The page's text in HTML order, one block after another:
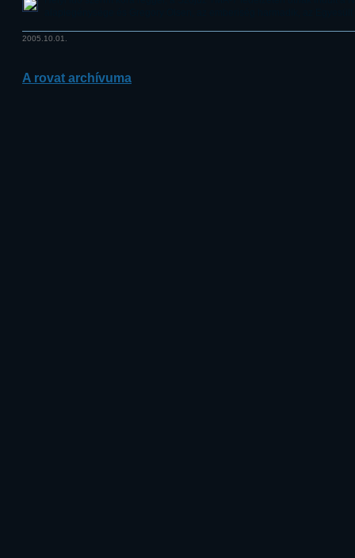
2005.10.01.
A rovat archívuma